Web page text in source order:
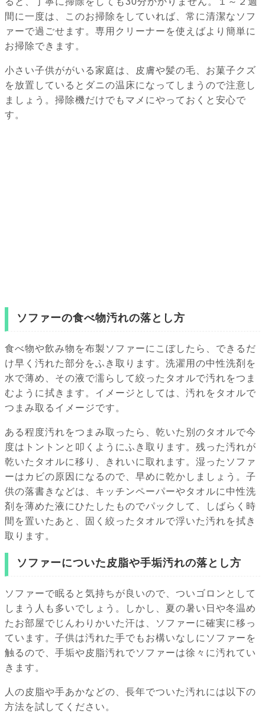
間に一度は、このお掃除をしていれば、常に清潔なソフ
ァーで過ごせます。専用クリーナーを使えばより簡単に
お掃除できます。
小さい子供ががいる家庭は、皮膚や髪の毛、お菓子クズ
を放置しているとダニの温床になってしまうので注意し
ましょう。掃除機だけでもマメにやっておくと安心で
す。
ソファーの食べ物汚れの落とし方
食べ物や飲み物を布製ソファーにこぼしたら、できるだ
け早く汚れた部分をふき取ります。洗濯用の中性洗剤を
水で薄め、その液で濡らして絞ったタオルで汚れをつま
むように拭きます。イメージとしては、汚れをタオルで
つまみ取るイメージです。
ある程度汚れをつまみ取ったら、乾いた別のタオルで今
度はトントンと叩くようにふき取ります。残った汚れが
乾いたタオルに移り、きれいに取れます。湿ったソファ
ーはカビの原因になるので、早めに乾かしましょう。子
供の落書きなどは、キッチンペーパーやタオルに中性洗
剤を薄めた液にひたしたものでパックして、しばらく時
間を置いたあと、固く絞ったタオルで浮いた汚れを拭き
取ります。
ソファーについた皮脂や手垢汚れの落とし方
ソファーで眠ると気持ちが良いので、ついゴロンとして
しまう人も多いでしょう。しかし、夏の暑い日や冬温め
たお部屋でじんわりかいた汗は、ソファーに確実に移っ
ています。子供は汚れた手でもお構いなしにソファーを
触るので、手垢や皮脂汚れでソファーは徐々に汚れてい
きます。
人の皮脂や手あかなどの、長年でついた汚れには以下の
方法を試してください。